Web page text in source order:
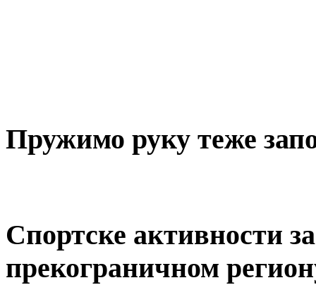
Пружимо руку теже
Спортске активности
прекограничном